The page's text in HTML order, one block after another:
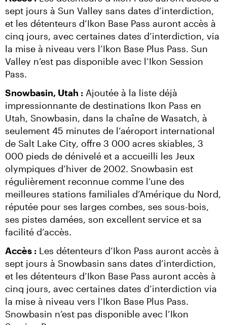
sept jours à Sun Valley sans dates d’interdiction,
et les détenteurs d’Ikon Base Pass auront accès à
cinq jours, avec certaines dates d’interdiction, via
la mise à niveau vers l’Ikon Base Plus Pass. Sun
Valley n’est pas disponible avec l’Ikon Session
Pass.
Snowbasin, Utah : Ajoutée à la liste déjà
impressionnante de destinations Ikon Pass en
Utah, Snowbasin, dans la chaîne de Wasatch, à
seulement 45 minutes de l’aéroport international
de Salt Lake City, offre 3 000 acres skiables, 3
000 pieds de dénivelé et a accueilli les Jeux
olympiques d’hiver de 2002. Snowbasin est
régulièrement reconnue comme l’une des
meilleures stations familiales d’Amérique du Nord,
réputée pour ses larges combes, ses sous-bois,
ses pistes damées, son excellent service et sa
facilité d’accès.
Accès : Les détenteurs d’Ikon Pass auront accès à
sept jours à Snowbasin sans dates d’interdiction,
et les détenteurs d’Ikon Base Pass auront accès à
cinq jours, avec certaines dates d’interdiction via
la mise à niveau vers l’Ikon Base Plus Pass.
Snowbasin n’est pas disponible avec l’Ikon